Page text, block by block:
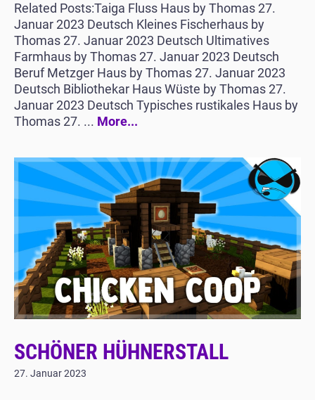
Related Posts:Taiga Fluss Haus by Thomas 27.
Januar 2023 Deutsch Kleines Fischerhaus by
Thomas 27. Januar 2023 Deutsch Ultimatives
Farmhaus by Thomas 27. Januar 2023 Deutsch
Beruf Metzger Haus by Thomas 27. Januar 2023
Deutsch Bibliothekar Haus Wüste by Thomas 27.
Januar 2023 Deutsch Typisches rustikales Haus by
Thomas 27. ... More...
SCHÖNER HÜHNERSTALL
27. Januar 2023